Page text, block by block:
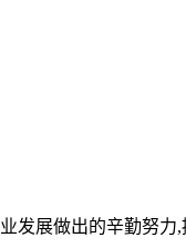
发展做出的辛勤努